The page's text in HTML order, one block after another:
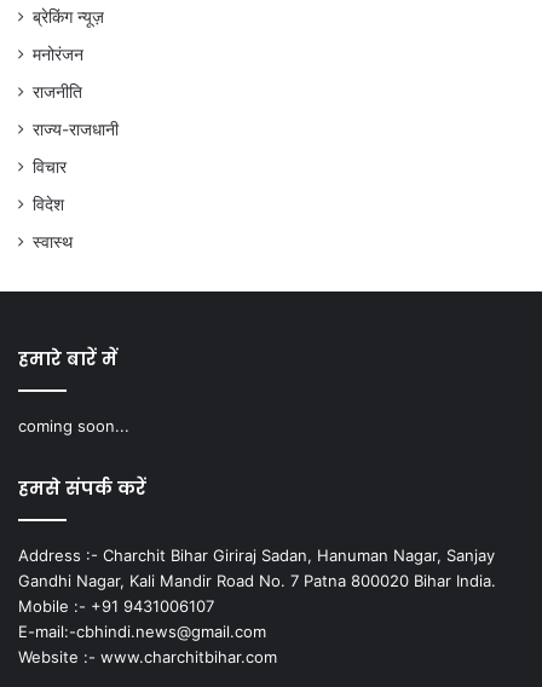
ब्रेकिंग न्यूज़
मनोरंजन
राजनीति
राज्य-राजधानी
विचार
विदेश
स्वास्थ
हमारे बारें में
coming soon...
हमसे संपर्क करें
Address :- Charchit Bihar Giriraj Sadan, Hanuman Nagar, Sanjay
Gandhi Nagar, Kali Mandir Road No. 7 Patna 800020 Bihar India.
Mobile :- +91 9431006107
E-mail:-cbhindi.news@gmail.com
Website :- www.charchitbihar.com